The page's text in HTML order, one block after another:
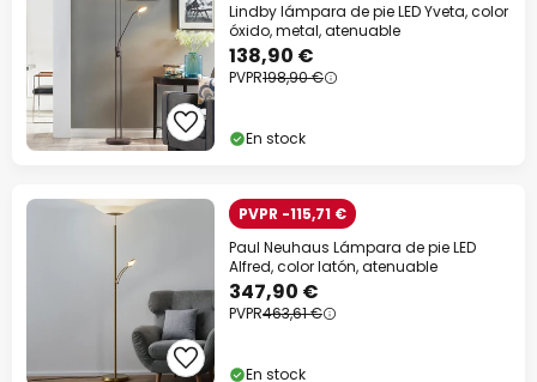
Lindby lámpara de pie LED Yveta, color
óxido, metal, atenuable
138,90 €
PVPR198,90 €
En stock
PVPR -115,71 €
Paul Neuhaus Lámpara de pie LED
Alfred, color latón, atenuable
347,90 €
PVPR463,61 €
En stock